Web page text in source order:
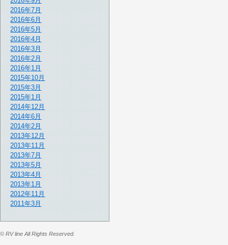
2016年7月
2016年6月
2016年5月
2016年4月
2016年3月
2016年2月
2016年1月
2015年10月
2015年3月
2015年1月
2014年12月
2014年6月
2014年2月
2013年12月
2013年11月
2013年7月
2013年5月
2013年4月
2013年1月
2012年11月
2011年3月
© RV line All Rights Reserved.